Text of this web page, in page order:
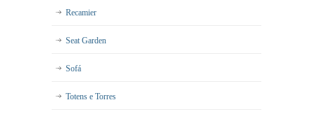
Recamier
Seat Garden
Sofá
Totens e Torres